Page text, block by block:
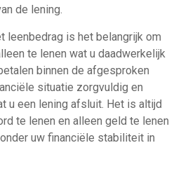
de lening.
leenbedrag is het belangrijk om
te lenen wat u daadwerkelijk
binnen de afgesproken
situatie zorgvuldig en
u een lening afsluit. Het is altijd
te lenen en alleen geld te lenen
uw financiële stabiliteit in